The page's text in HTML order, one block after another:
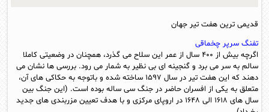
قدیمی ترین هفت تیر جهان
تفنگ سرپر چخماقی
اگرچه بیش از ۴۰۰ سال از عمر این سلاح می گذرد، همچنان در وضعیتی کاملا
سالم به سر می برد و گنجینه ای بی نظیر به شمار می رود. بررسی ها نشان می
دهند که این هفت تیر در سال ۱۵۹۷ ساخته شده و باتوجه به حکاکی های آن،
متعلق به یکی از افسران حاضر در جنگ سی ساله بوده است. (این جنگ بین
سال های ۱۶۱۸ الی ۱۶۴۸ در اروپای مرکزی و با هدف تعیین مزربندی های جدید